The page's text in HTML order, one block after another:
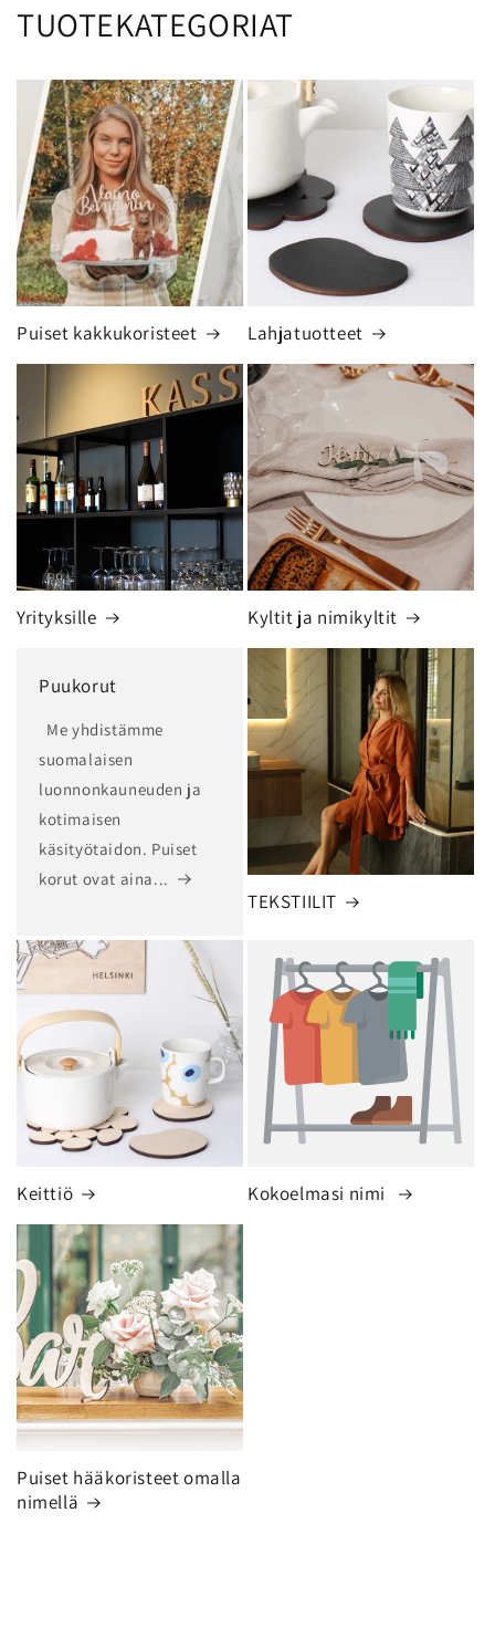
TUOTEKATEGORIAT
Puiset kakkukoristeet Lahjatuotteet
Yrityksille Kyltit ja nimikyltit
Puukorut
Me yhdistämme
suomalaisen
luonnonkauneuden ja
kotimaisen
käsityötaidon. Puiset
korut ovat aina...
TEKSTIILIT
Keittiö Kokoelmasi nimi
Puiset hääkoristeet omalla
nimellä